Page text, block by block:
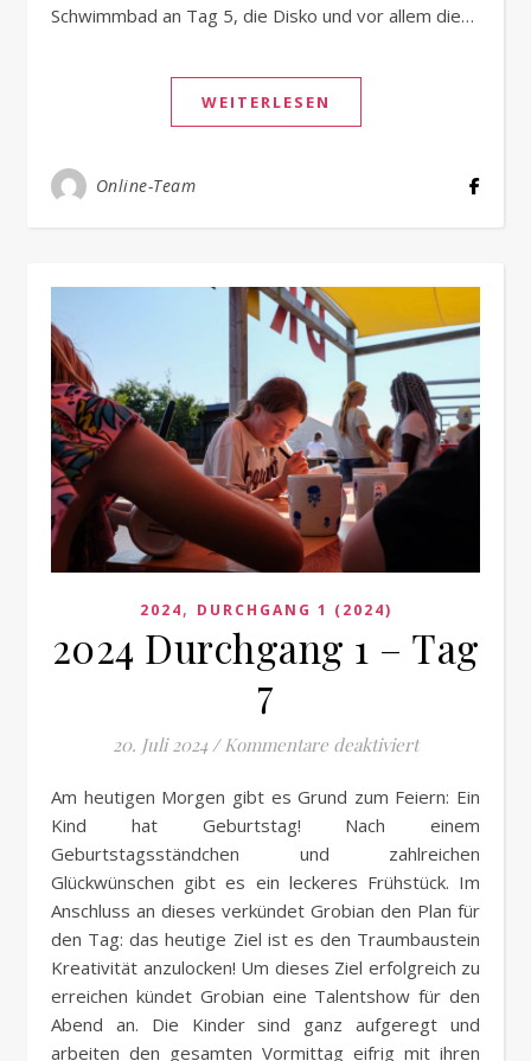
Schwimmbad an Tag 5, die Disko und vor allem die…
WEITERLESEN
Online-Team
2024, DURCHGANG 1 (2024)
2024 Durchgang 1 – Tag
7
20. Juli 2024 / Kommentare deaktiviertfür 2024
Am heutigen Morgen gibt es Grund zum Feiern: Ein
Kind hat Geburtstag! Nach einem
Geburtstagsständchen und zahlreichen
Glückwünschen gibt es ein leckeres Frühstück. Im
Anschluss an dieses verkündet Grobian den Plan für
den Tag: das heutige Ziel ist es den Traumbaustein
Kreativität anzulocken! Um dieses Ziel erfolgreich zu
erreichen kündet Grobian eine Talentshow für den
Abend an. Die Kinder sind ganz aufgeregt und
arbeiten den gesamten Vormittag eifrig mit ihren